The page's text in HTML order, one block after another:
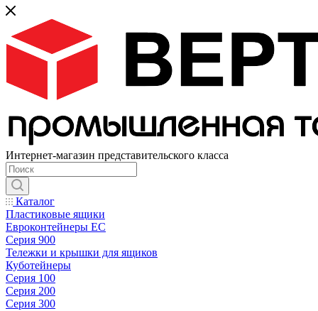
Интернет-магазин представительского класса
Каталог
Пластиковые ящики
Евроконтейнеры ЕС
Серия 900
Тележки и крышки для ящиков
Куботейнеры
Серия 100
Серия 200
Серия 300